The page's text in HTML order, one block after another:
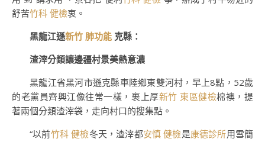
舒苦竹科 健檢衷。
黑龍江遜新竹 肺功能 克縣：
渣滓分類讓邊疆村景美熱意濃
黑龍江省黑河市遜克縣車陸鄉東雙河村，早上8點，52歲
的老黨員齊興江像往常一樣，裹上厚新竹 東區健檢棉襖，提
著兩個分類渣滓袋，走向村口的搜集點。
“以前竹科 健檢冬天，渣滓都安慎 健檢是康德診所用雪簡